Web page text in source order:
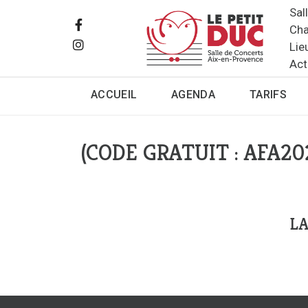
ACCUEIL AGENDA TARIFS
(CODE GRATUIT :